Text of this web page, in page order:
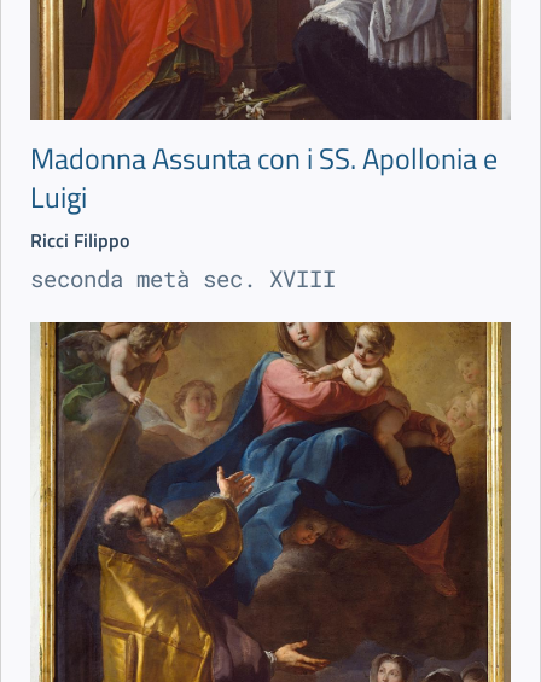
Madonna Assunta con i SS. Apollonia e
Luigi
Ricci Filippo
seconda metà sec. XVIII